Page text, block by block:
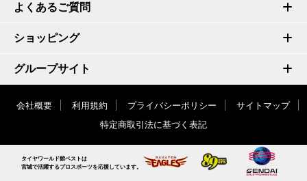
よくあるご質問
ショッピング
グループサイト
会社概要 利用規約 プライバシーポリシー
サイトマップ
特定商取引法に基づく表記
タイヤワールド館ベストは
宮城で活躍するプロスポーツを応援しています。